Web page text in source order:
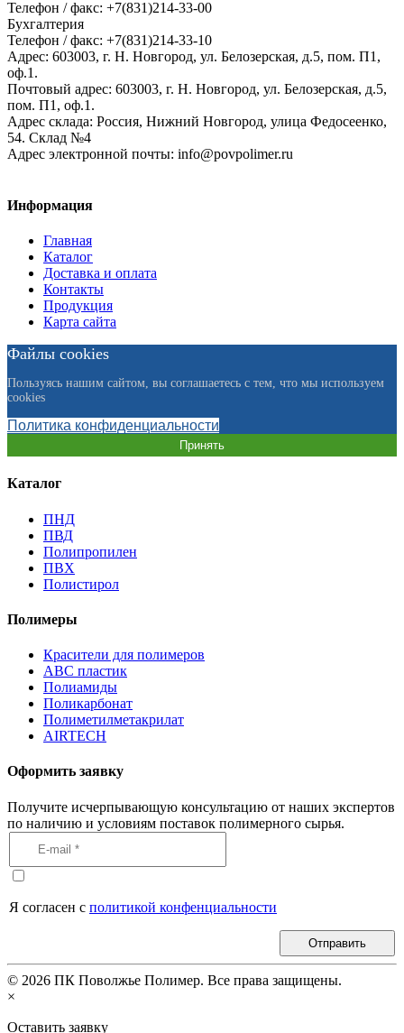
Телефон / факс: +7(831)214-33-00
Бухгалтерия
Телефон / факс: +7(831)214-33-10
Адрес: 603003, г. Н. Новгород, ул. Белозерская, д.5, пом. П1,
оф.1.
Почтовый адрес: 603003, г. Н. Новгород, ул. Белозерская, д.5,
пом. П1, оф.1.
Адрес склада: Россия, Нижний Новгород, улица Федосеенко,
54. Склад №4
Адрес электронной почты: info@povpolimer.ru
Информация
Главная
Каталог
Доставка и оплата
Контакты
Продукция
Карта сайта
Файлы cookies
Пользуясь нашим сайтом, вы соглашаетесь с тем, что мы используем
cookies
Политика конфиденциальности
Принять
Каталог
ПНД
ПВД
Полипропилен
ПВХ
Полистирол
Полимеры
Красители для полимеров
АВС пластик
Полиамиды
Поликарбонат
Полиметилметакрилат
AIRTECH
Оформить заявку
Получите исчерпывающую консультацию от наших экспертов
по наличию и условиям поставок полимерного сырья.
Я согласен с политикой конфенциальности
Отправить
© 2026 ПК Поволжье Полимер. Все права защищены.
×
Оставить заявку